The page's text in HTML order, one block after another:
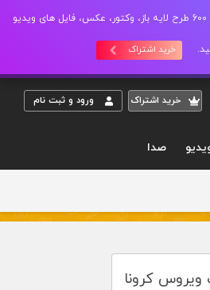
با خرید اشتراک ماهیانه تا 600 طرح لایه باز، وکتور، عکس، فایل های ویدیو
خرید اشتراک
خريد اشتراک ورود و ثبت نام
صدا
کرونا